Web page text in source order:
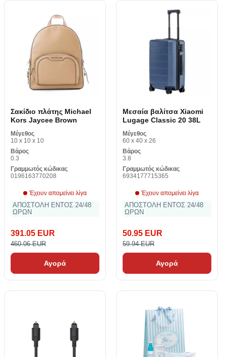
Σακίδιο πλάτης Michael
Kors Jaycee Brown
Μέγεθος
10 x 10 x 10
Βάρος
0.3
Γραμμωτός κώδικας
0196163770208
Έχουν απομείνει λίγα
ΑΠΟΣΤΟΛΗ ΕΝΤΟΣ 24/48
ΩΡΩΝ
391.05 EUR
460.06 EUR
Αγορά
Μεσαία βαλίτσα Xiaomi
Lugage Classic 20 38L
Μέγεθος
60 x 40 x 26
Βάρος
3.8
Γραμμωτός κώδικας
6934177715365
Έχουν απομείνει λίγα
ΑΠΟΣΤΟΛΗ ΕΝΤΟΣ 24/48
ΩΡΩΝ
50.95 EUR
59.94 EUR
Αγορά